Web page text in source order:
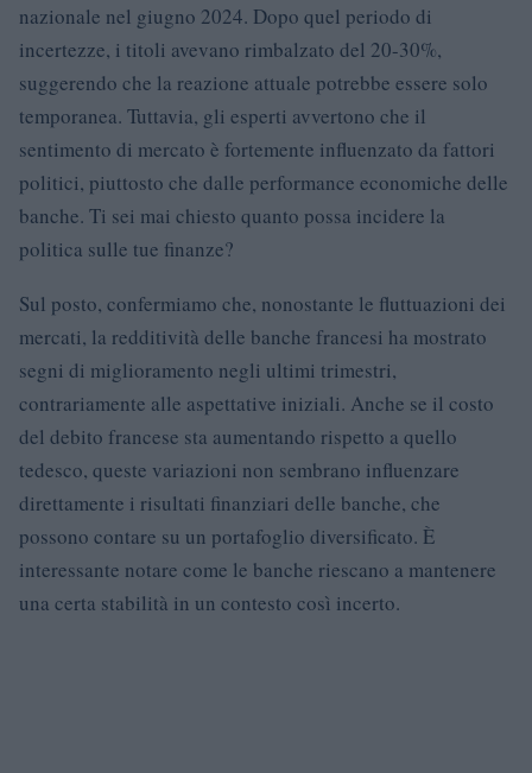
nazionale nel giugno 2024. Dopo quel periodo di
incertezze, i titoli avevano rimbalzato del 20-30%,
suggerendo che la reazione attuale potrebbe essere solo
temporanea. Tuttavia, gli esperti avvertono che il
sentimento di mercato è fortemente influenzato da fattori
politici, piuttosto che dalle performance economiche delle
banche. Ti sei mai chiesto quanto possa incidere la
politica sulle tue finanze?
Sul posto, confermiamo che, nonostante le fluttuazioni dei
mercati, la redditività delle banche francesi ha mostrato
segni di miglioramento negli ultimi trimestri,
contrariamente alle aspettative iniziali. Anche se il costo
del debito francese sta aumentando rispetto a quello
tedesco, queste variazioni non sembrano influenzare
direttamente i risultati finanziari delle banche, che
possono contare su un portafoglio diversificato. È
interessante notare come le banche riescano a mantenere
una certa stabilità in un contesto così incerto.